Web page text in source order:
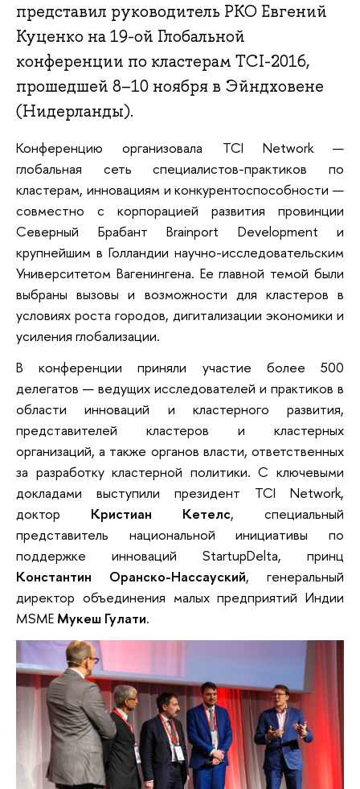
представил руководитель РКО Евгений
Куценко на 19-ой Глобальной
конференции по кластерам TCI-2016,
прошедшей 8–10 ноября в Эйндховене
(Нидерланды).
Конференцию организовала TCI Network —
глобальная сеть специалистов-практиков по
кластерам, инновациям и конкурентоспособности —
совместно с корпорацией развития провинции
Северный Брабант Brainport Development и
крупнейшим в Голландии научно-исследовательским
Университетом Вагенингена. Ее главной темой были
выбраны вызовы и возможности для кластеров в
условиях роста городов, дигитализации экономики и
усиления глобализации.
В конференции приняли участие более 500
делегатов — ведущих исследователей и практиков в
области инноваций и кластерного развития,
представителей кластеров и кластерных
организаций, а также органов власти, ответственных
за разработку кластерной политики. С ключевыми
докладами выступили президент TCI Network,
доктор Кристиан Кетелс, специальный
представитель национальной инициативы по
поддержке инноваций StartupDelta, принц
Константин Оранско-Нассауский, генеральный
директор объединения малых предприятий Индии
MSME Мукеш Гулати.